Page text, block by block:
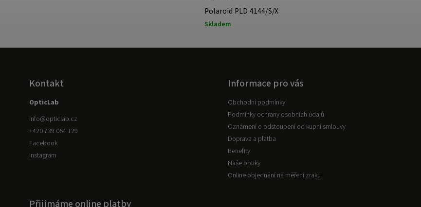
Polaroid PLD 4144/S/X
Skladem
Kontakt
OpticLab
info@opticlab.cz
+420 739 064 129
Facebook
Instagram
Informace pro vás
Obchodní podmínky
Podmínky ochrany osobních údajů
Oznámení o odstoupení od kupní smlouvy
Doprava a platba
Benefity
Naše optiky
Online objednání na měření zraku